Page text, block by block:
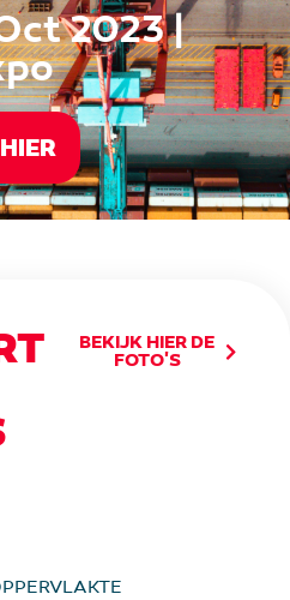
2023 |
BEKIJK HIER DE
FOTO'S